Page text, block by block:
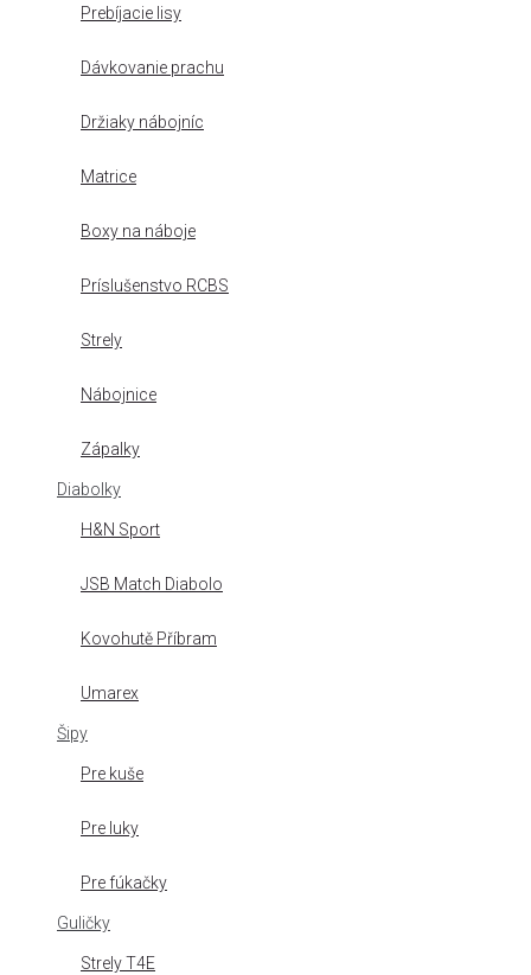
Prebíjacie lisy
Dávkovanie prachu
Držiaky nábojníc
Matrice
Boxy na náboje
Príslušenstvo RCBS
Strely
Nábojnice
Zápalky
Diabolky
H&N Sport
JSB Match Diabolo
Kovohutě Příbram
Umarex
Šipy
Pre kuše
Pre luky
Pre fúkačky
Guličky
Strely T4E